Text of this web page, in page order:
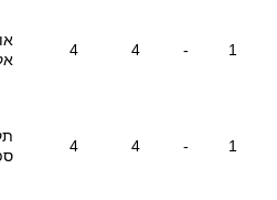
1
-
4
4
1
-
4
4